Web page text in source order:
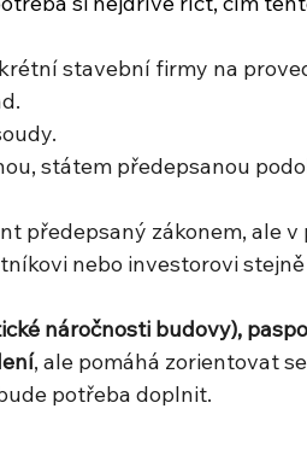
stavební firmy na
státem předepsanou
předepsaný zákonem, ale
nebo investorovi
náročnosti budovy),
, ale pomáhá zorientovat
potřeba doplnit.